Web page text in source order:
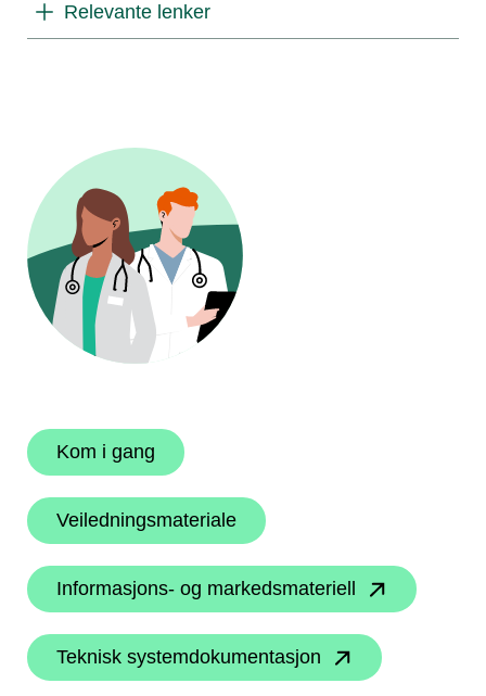
Relevante lenker
Kom i gang
Veiledningsmateriale
Informasjons- og markedsmateriell
Teknisk systemdokumentasjon